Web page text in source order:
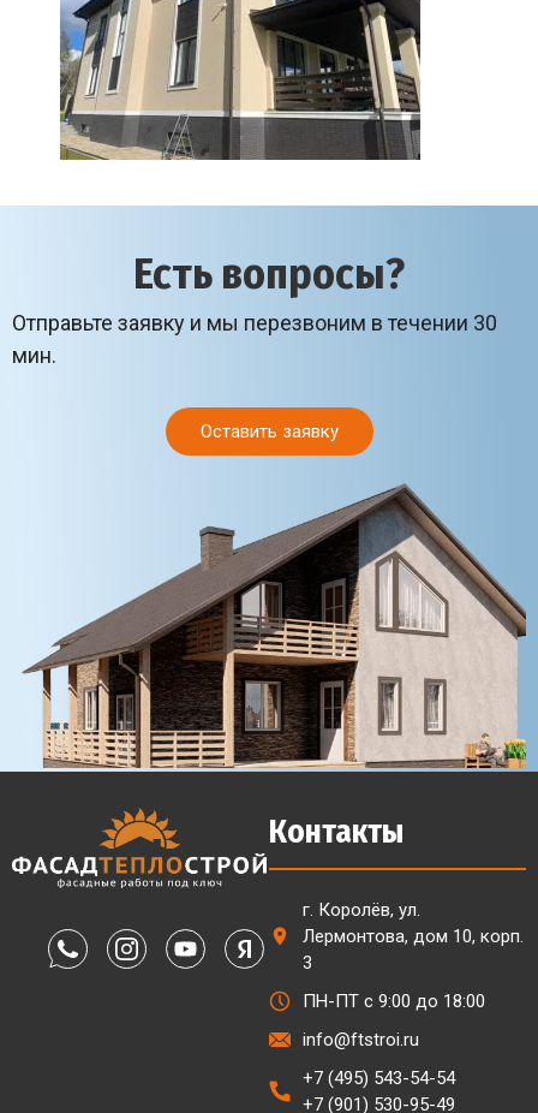
Есть вопросы?
Отправьте заявку и мы перезвоним в течении 30
мин.
Оставить заявку
Контакты
г. Королёв, ул.
Лермонтова, дом 10, корп.
3
ПН-ПТ с 9:00 до 18:00
info@ftstroi.ru
+7 (495) 543-54-54
+7 (901) 530-95-49